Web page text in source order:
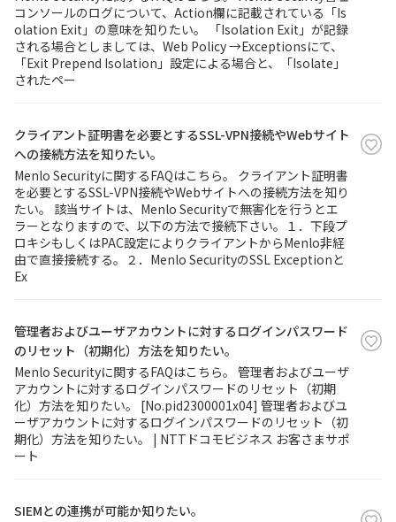
コンソールのログについて、Action欄に記載されている「Is
olation Exit」の意味を知りたい。 「Isolation Exit」が記録
される場合としましては、Web Policy →Exceptionsにて、
「Exit Prepend Isolation」設定による場合と、「Isolate」
されたペー
クライアント証明書を必要とするSSL-VPN接続やWebサイト
への接続方法を知りたい。
Menlo Securityに関するFAQはこちら。 クライアント証明書
を必要とするSSL-VPN接続やWebサイトへの接続方法を知り
たい。 該当サイトは、Menlo Securityで無害化を行うとエ
ラーとなりますので、以下の方法で接続下さい。１．下段プ
ロキシもしくはPAC設定によりクライアントからMenlo非経
由で直接接続する。２．Menlo SecurityのSSL Exceptionと
Ex
管理者およびユーザアカウントに対するログインパスワード
のリセット（初期化）方法を知りたい。
Menlo Securityに関するFAQはこちら。 管理者およびユーザ
アカウントに対するログインパスワードのリセット（初期
化）方法を知りたい。 [No.pid2300001x04] 管理者およびユ
ーザアカウントに対するログインパスワードのリセット（初
期化）方法を知りたい。 | NTTドコモビジネス お客さまサポ
ート
SIEMとの連携が可能か知りたい。